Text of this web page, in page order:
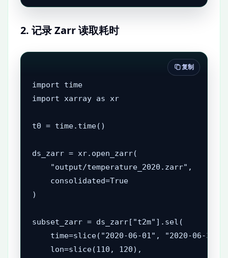
2. 记录 Zarr 读取耗时
import time
import xarray as xr
t0 = time.time()
ds_zarr = xr.open_zarr(
    "output/temperature_2020.zarr",
    consolidated=True
)
subset_zarr = ds_zarr["t2m"].sel(
time=slice("2020-06-01", "2020-06-
    lon=slice(110, 120),
复制